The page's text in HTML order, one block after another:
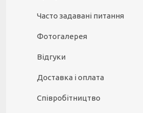
Часто задавані питання
Фотогалерея
Відгуки
Доставка і оплата
Співробітництво